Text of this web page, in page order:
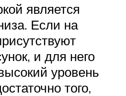
является
Если на
и для него
уровень
того,